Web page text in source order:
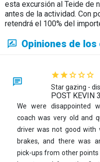
esta excursión al Teide de
antes de la actividad. Con
retendrá el 100% del
Opiniones de
Star gazing -
POST KEVIN
We were disappointed
coach was very old and
driver was not good with
brakes, and there was
pick-ups from other